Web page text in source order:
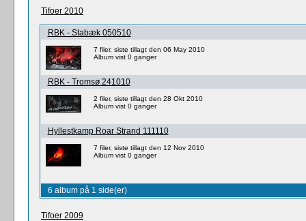
Tifoer 2010
RBK - Stabæk 050510
7 filer, siste tillagt den 06 May 2010
Album vist 0 ganger
RBK - Tromsø 241010
2 filer, siste tillagt den 28 Okt 2010
Album vist 0 ganger
Hyllestkamp Roar Strand 111110
7 filer, siste tillagt den 12 Nov 2010
Album vist 0 ganger
6 album på 1 side(er)
Tifoer 2009